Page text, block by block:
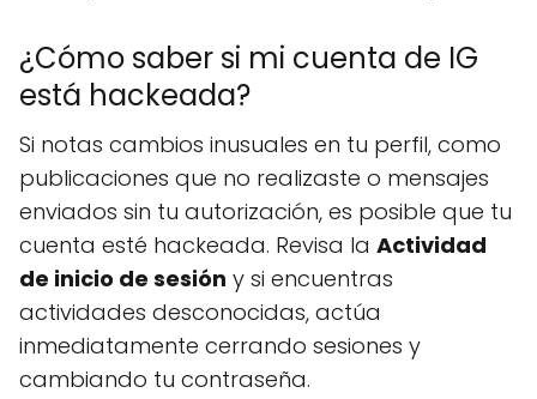
¿Cómo saber si mi cuenta de IG
está hackeada?
Si notas cambios inusuales en tu perfil, como
publicaciones que no realizaste o mensajes
enviados sin tu autorización, es posible que tu
cuenta esté hackeada. Revisa la Actividad
de inicio de sesión y si encuentras
actividades desconocidas, actúa
inmediatamente cerrando sesiones y
cambiando tu contraseña.